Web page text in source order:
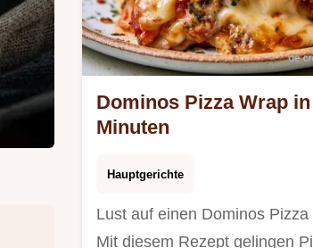
Dominos Pizza Wrap
Minuten
Hauptgerichte
Lust auf einen Dominos Pizza
Mit diesem Rezept gelingen